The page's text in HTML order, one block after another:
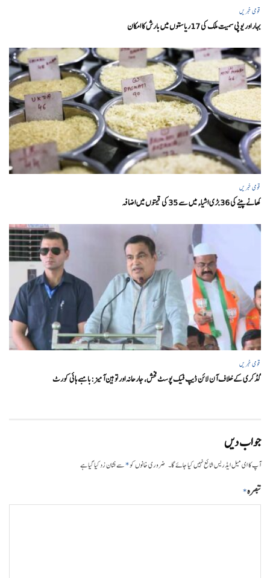
قومی خبریں
بہار اور یو پی سمیت ملک کی 17ریاستوں میں بارش کا امکان
قومی خبریں
کھانے پینے کی 36 بڑی اشیاء میں سے 35 کی قیمتوں میں اضافہ
قومی خبریں
گڈکری کے خلاف آن لائن ڈیپ فیک پوسٹ فحش، جارحانہ اور توہین آمیز:بامبے ہائی کورٹ
جواب دیں
آپ کا ای میل ایڈریس شائع نہیں کیا جائے گا۔ ضروری خانوں کو*سے نشان زد کیا گیا ہے
تبصرہ*